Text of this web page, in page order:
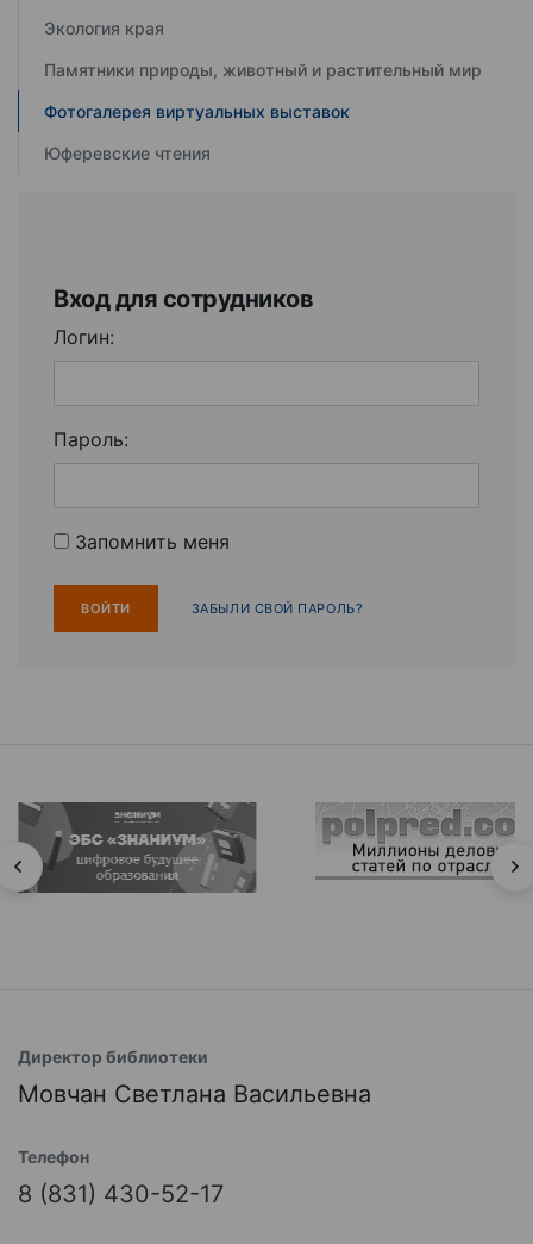
Экология края
Памятники природы, животный и растительный мир
Фотогалерея виртуальных выставок
Юферевские чтения
Вход для сотрудников
Логин:
Пароль:
Запомнить меня
ЗАБЫЛИ СВОЙ ПАРОЛЬ?
Директор библиотеки
Мовчан Светлана Васильевна
Телефон
8 (831) 430-52-17